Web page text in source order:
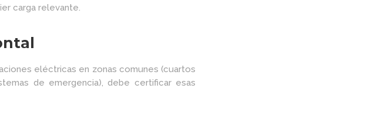
carga relevante.
eléctricas en zonas comunes (cuartos
de emergencia), debe certificar esas